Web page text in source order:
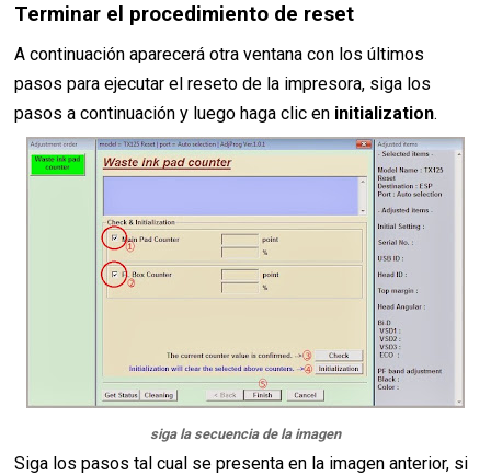
Terminar el procedimiento de reset
A continuación aparecerá otra ventana con los últimos
pasos para ejecutar el reseto de la impresora, siga los
pasos a continuación y luego haga clic en initialization.
siga la secuencia de la imagen
Siga los pasos tal cual se presenta en la imagen anterior, si